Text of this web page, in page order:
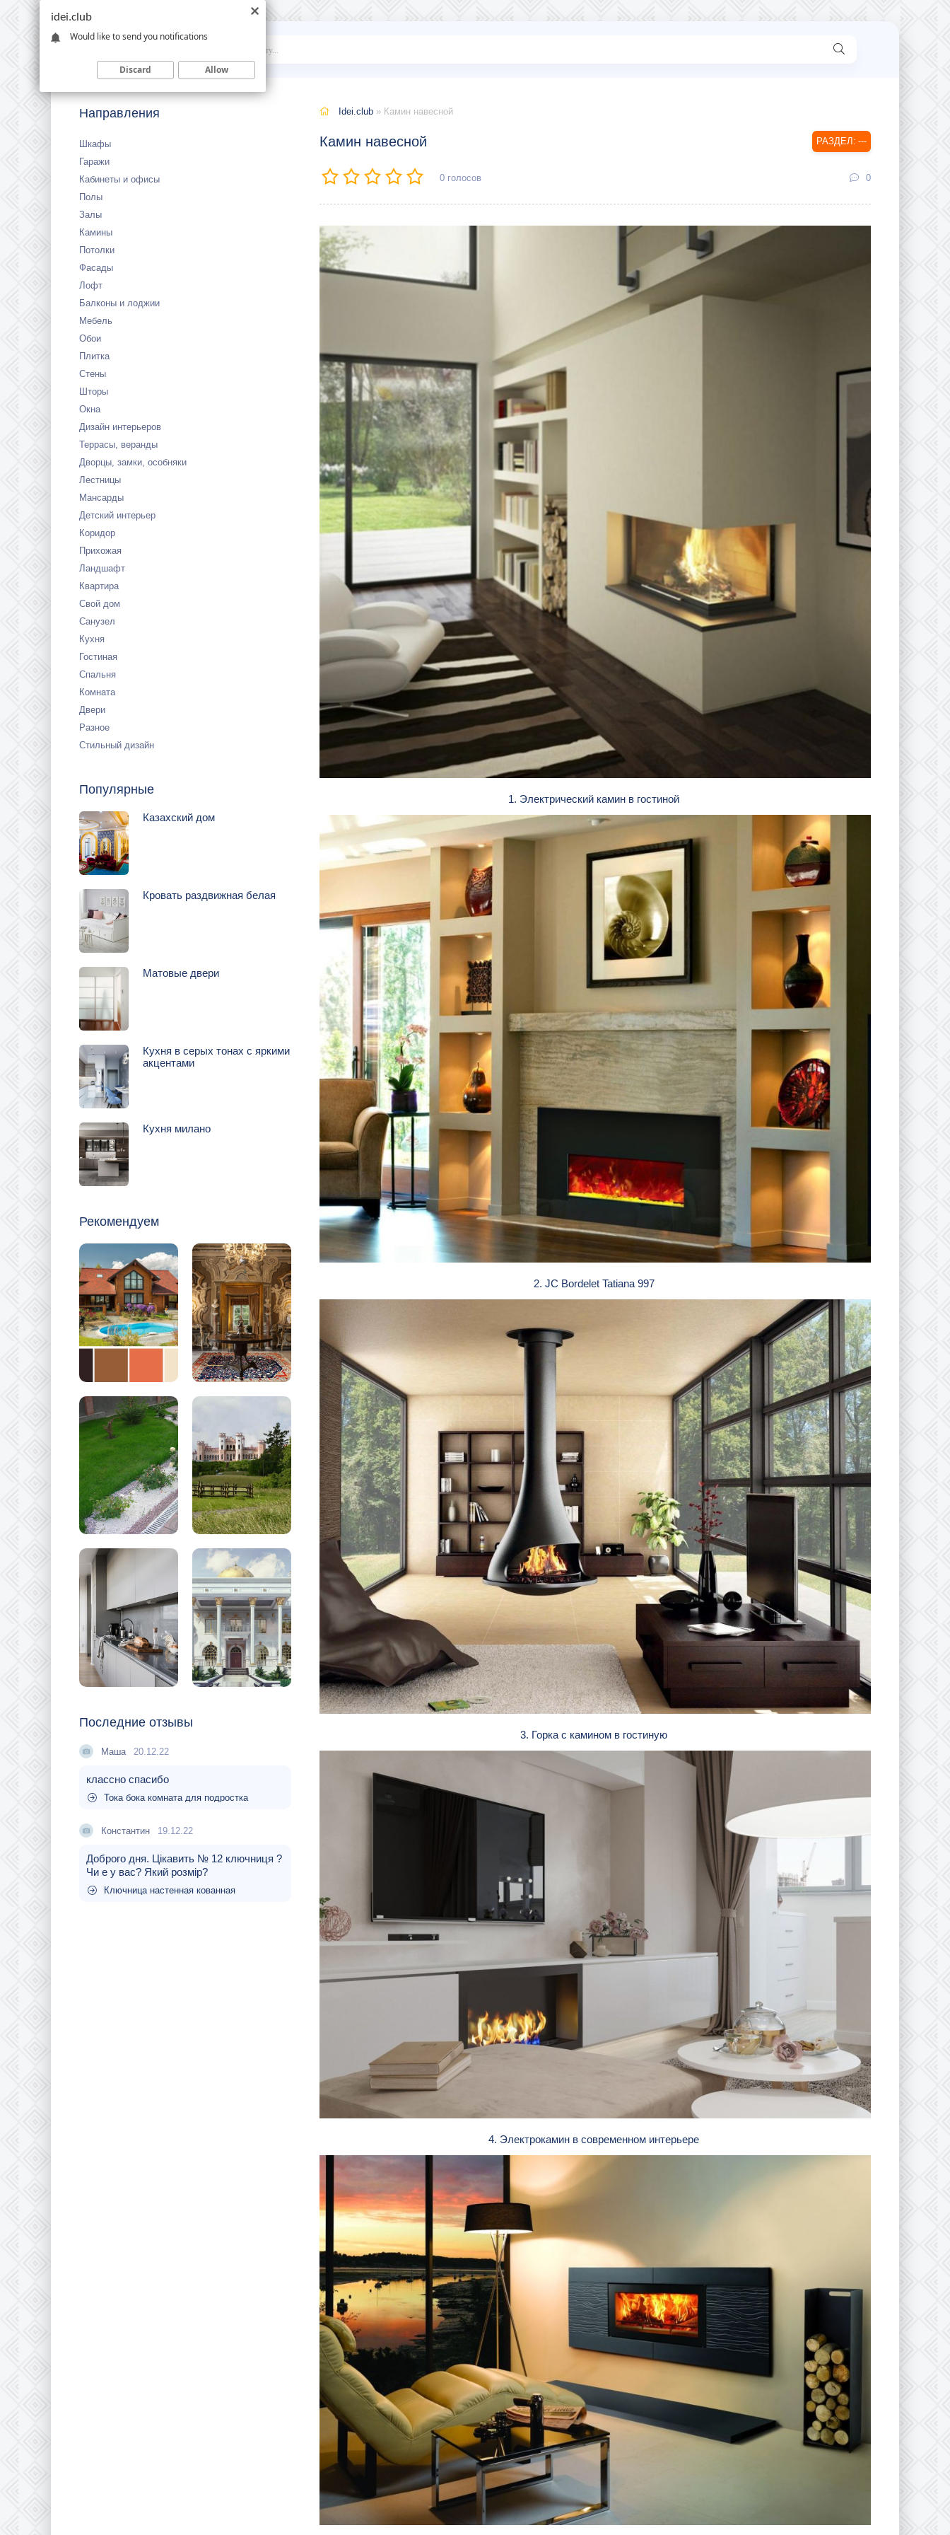
Idei
Направления
Шкафы
Гаражи
Кабинеты и офисы
Полы
Залы
Камины
Потолки
Фасады
Лофт
Балконы и лоджии
Мебель
Обои
Плитка
Стены
Шторы
Окна
Дизайн интерьеров
Террасы, веранды
Дворцы, замки, особняки
Лестницы
Мансарды
Детский интерьер
Коридор
Прихожая
Ландшафт
Квартира
Свой дом
Санузел
Кухня
Гостиная
Спальня
Комната
Двери
Разное
Стильный дизайн
Популярные
Казахский дом
Кровать раздвижная белая
Матовые двери
Кухня в серых тонах с яркими
акцентами
Кухня милано
Рекомендуем
Последние отзывы
Маша 20.12.22
классно спасибо
Тока бока комната для подростка
Константин 19.12.22
Доброго дня. Цікавить № 12 ключниця ?
Чи е у вас? Який розмір?
Ключница настенная кованная
Idei.club » Камин навесной
Камин навесной ---
0 голосов 0
1. Электрический камин в гостиной
2. JC Bordelet Tatiana 997
3. Горка с камином в гостиную
4. Электрокамин в современном интерьере
idei.club
Would like to send you notifications
Discard Allow